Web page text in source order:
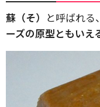
蘇（そ） と呼ばれる
ーズの原型ともいえ